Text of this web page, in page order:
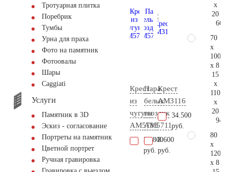
Тротуарная плитка
Поребрик
Тумбы
Урна для праха
Фото на памятник
Фотоовалы
Шары
Сaggiati
Услуги
Памятник в 3D
Эскиз - согласование
Портреты на памятник
Цветной портрет
Ручная гравировка
Крест
из
чугуна
AM5783
37.800
руб.
Пара
белых
гвоздик
AM5711
8.600
руб.
Крест
AM3116
34.500
руб.
x
20
70
x
100
x 8
15
x
110
x
20
80
x
120
x 8